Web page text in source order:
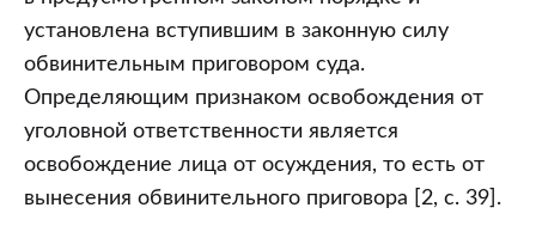
установлена вступившим в законную силу
обвинительным приговором суда.
Определяющим признаком освобождения от
уголовной ответственности является
освобождение лица от осуждения, то есть от
вынесения обвинительного приговора [2, с. 39].